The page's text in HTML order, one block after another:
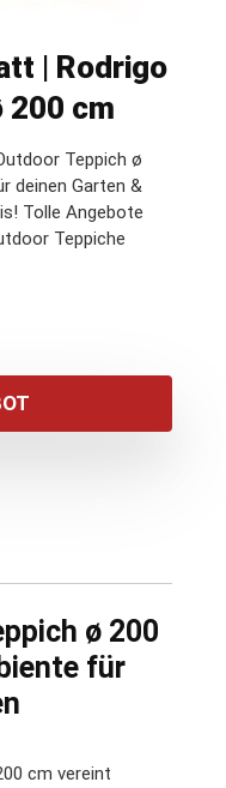
| Rodrigo
200 cm
Teppich ø
deinen Garten &
Tolle Angebote
Teppiche
ø 200
für
cm vereint